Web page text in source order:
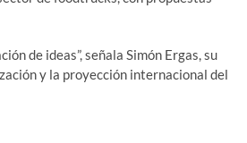
de ideas”, señala Simón Ergas, su
y la proyección internacional del